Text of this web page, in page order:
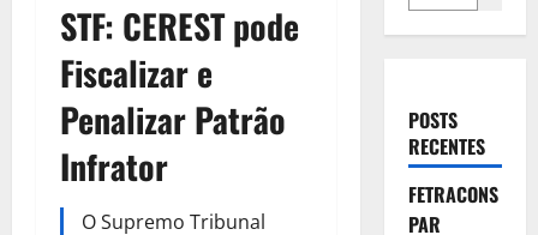
STF: CEREST pode
Fiscalizar e
Penalizar Patrão
Infrator
O Supremo Tribunal
POSTS
RECENTES
FETRACONS
PAR